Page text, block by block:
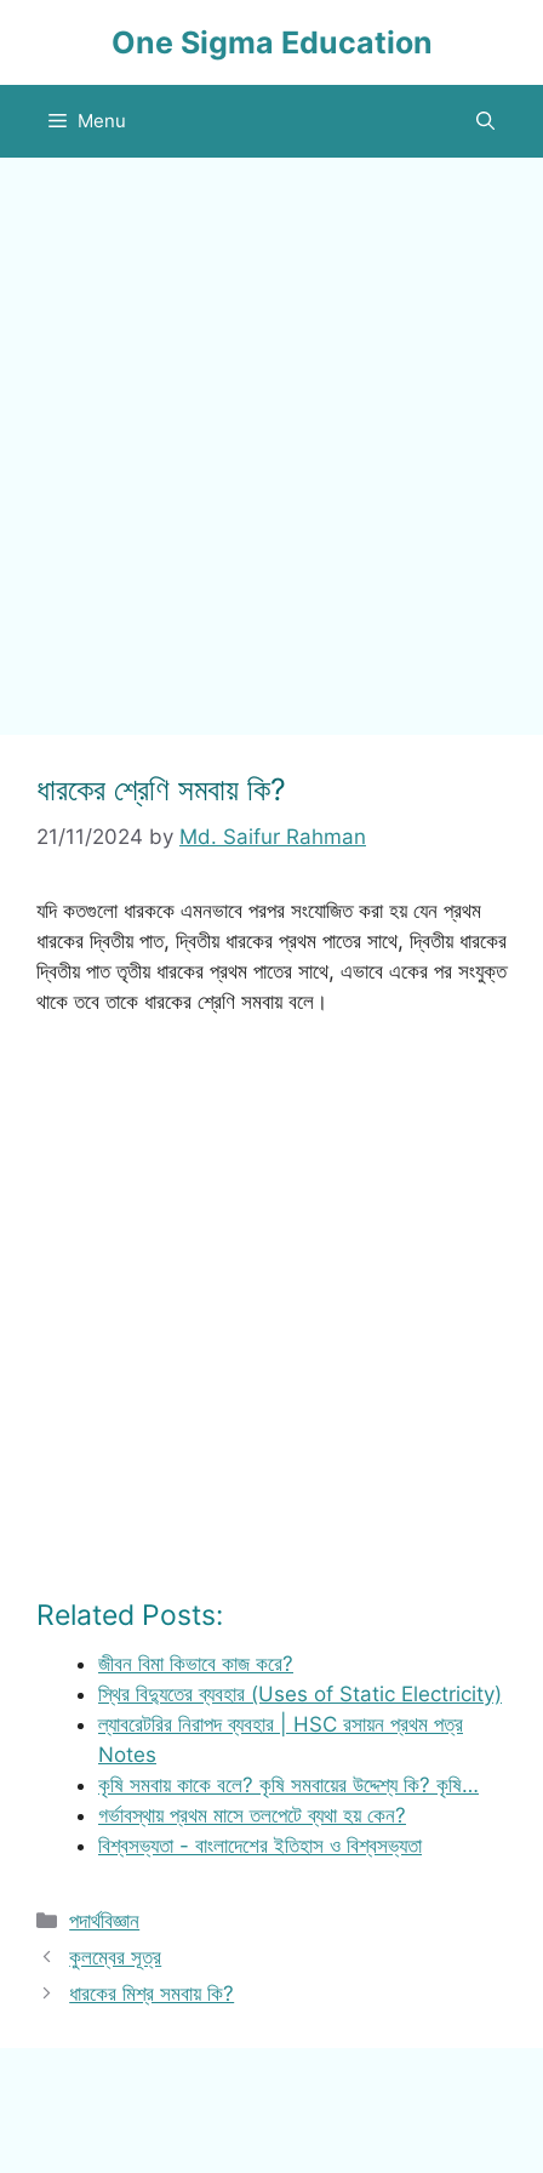
One Sigma Education
Menu
ধারকের শ্রেণি সমবায় কি?
21/11/2024 by Md. Saifur Rahman
যদি কতগুলো ধারককে এমনভাবে পরপর সংযোজিত করা হয় যেন প্রথম
ধারকের দ্বিতীয় পাত, দ্বিতীয় ধারকের প্রথম পাতের সাথে, দ্বিতীয় ধারকের
দ্বিতীয় পাত তৃতীয় ধারকের প্রথম পাতের সাথে, এভাবে একের পর সংযুক্ত
থাকে তবে তাকে ধারকের শ্রেণি সমবায় বলে।
Related Posts:
জীবন বিমা কিভাবে কাজ করে?
স্থির বিদ্যুতের ব্যবহার (Uses of Static Electricity)
ল্যাবরেটরির নিরাপদ ব্যবহার | HSC রসায়ন প্রথম পত্র
Notes
কৃষি সমবায় কাকে বলে? কৃষি সমবায়ের উদ্দেশ্য কি? কৃষি…
গর্ভাবস্থায় প্রথম মাসে তলপেটে ব্যথা হয় কেন?
বিশ্বসভ্যতা - বাংলাদেশের ইতিহাস ও বিশ্বসভ্যতা
Categories
পদার্থবিজ্ঞান
কুলম্বের সূত্র
ধারকের মিশ্র সমবায় কি?